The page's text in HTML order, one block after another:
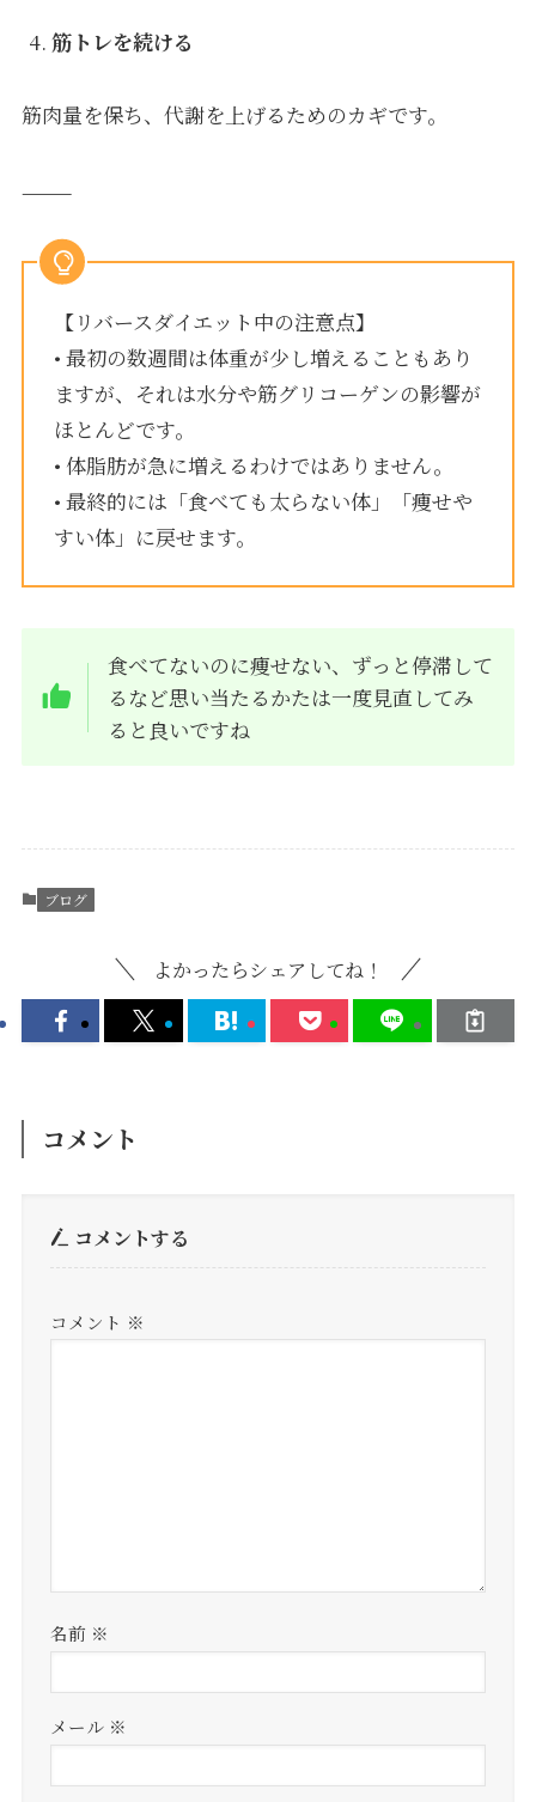
筋トレを続ける
筋肉量を保ち、代謝を上げるためのカギです。
⸻
【リバースダイエット中の注意点】
• 最初の数週間は体重が少し増えることもあり
ますが、それは水分や筋グリコーゲンの影響が
ほとんどです。
• 体脂肪が急に増えるわけではありません。
• 最終的には「食べても太らない体」「痩せや
すい体」に戻せます。
食べてないのに痩せない、ずっと停滞して
るなど思い当たるかたは一度見直してみ
ると良いですね
ブログ
よかったらシェアしてね！
コメント
コメントする
コメント ※
名前 ※
メール ※